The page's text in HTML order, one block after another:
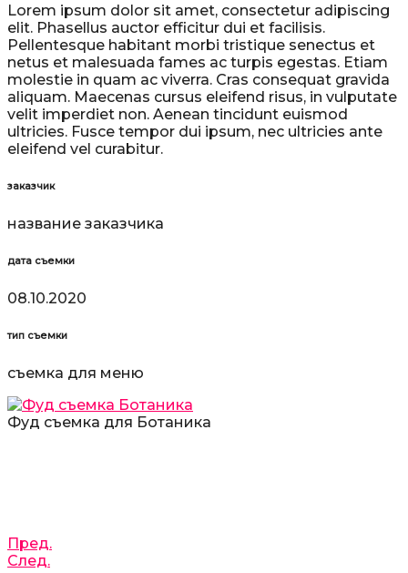
Lorem ipsum dolor sit amet, consectetur adipiscing
elit. Phasellus auctor efficitur dui et facilisis.
Pellentesque habitant morbi tristique senectus et
netus et malesuada fames ac turpis egestas. Etiam
molestie in quam ac viverra. Cras consequat gravida
aliquam. Maecenas cursus eleifend risus, in vulputate
velit imperdiet non. Aenean tincidunt euismod
ultricies. Fusce tempor dui ipsum, nec ultricies ante
eleifend vel curabitur.
заказчик
название заказчика
дата съемки
08.10.2020
тип съемки
съемка для меню
Фуд съемка для Ботаника
Пред.
След.